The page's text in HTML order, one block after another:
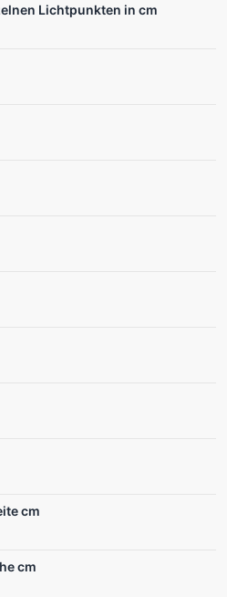
Lichtpunkten in cm
cm
cm